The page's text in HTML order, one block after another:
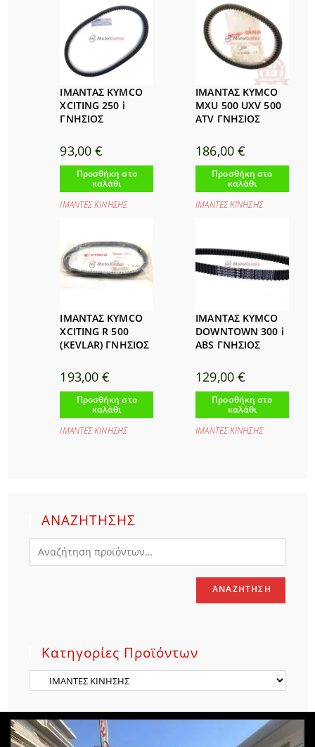
ΙΜΑΝΤΑΣ KYMCO
XCITING 250 i
ΓΝΗΣΙΟΣ
93,00€
Προσθήκη στο
καλάθι
ΙΜΑΝΤΕΣ ΚΙΝΗΣΗΣ
ΙΜΑΝΤΑΣ KYMCO
MXU 500 UXV 500
ATV ΓΝΗΣΙΟΣ
186,00 €
Προσθήκη στο
καλάθι
ΙΜΑΝΤΕΣ ΚΙΝΗΣΗΣ
ΙΜΑΝΤΑΣ KYMCO
XCITING R 500
(KEVLAR) ΓΝΗΣΙΟΣ
193,00€
Προσθήκη στο
καλάθι
ΙΜΑΝΤΕΣ ΚΙΝΗΣΗΣ
ΙΜΑΝΤΑΣ KYMCO
DOWNTOWN 300 i
ABS ΓΝΗΣΙΟΣ
129,00 €
Προσθήκη στο
καλάθι
ΙΜΑΝΤΕΣ ΚΙΝΗΣΗΣ
ΑΝΑΖΗΤΗΣΗΣ
ΑΝΑΖΉΤΗΣΗ
Κατηγορίες Προϊόντων